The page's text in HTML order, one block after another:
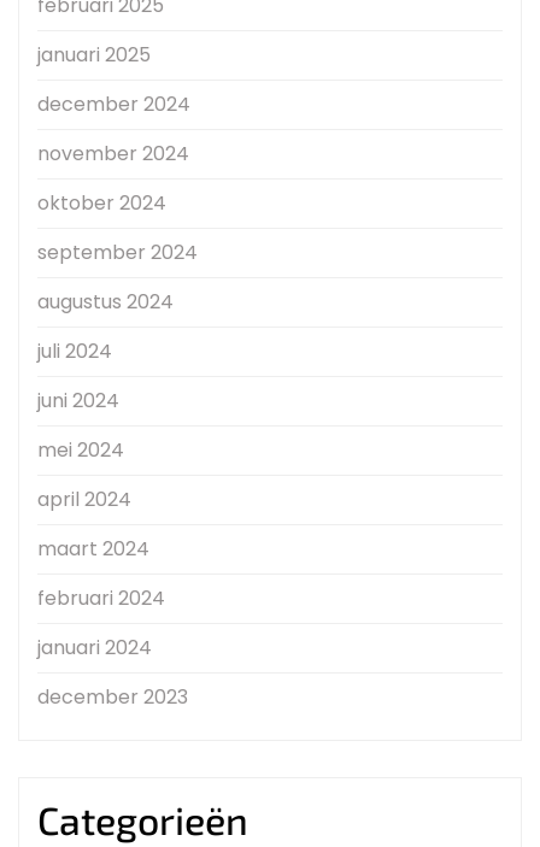
februari 2025
januari 2025
december 2024
november 2024
oktober 2024
september 2024
augustus 2024
juli 2024
juni 2024
mei 2024
april 2024
maart 2024
februari 2024
januari 2024
december 2023
Categorieën